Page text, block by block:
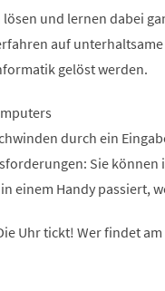
und lernen dabei
auf
gelöst werden.
durch ein
Sie können
einem Handy passiert,
Uhr tickt! Wer findet